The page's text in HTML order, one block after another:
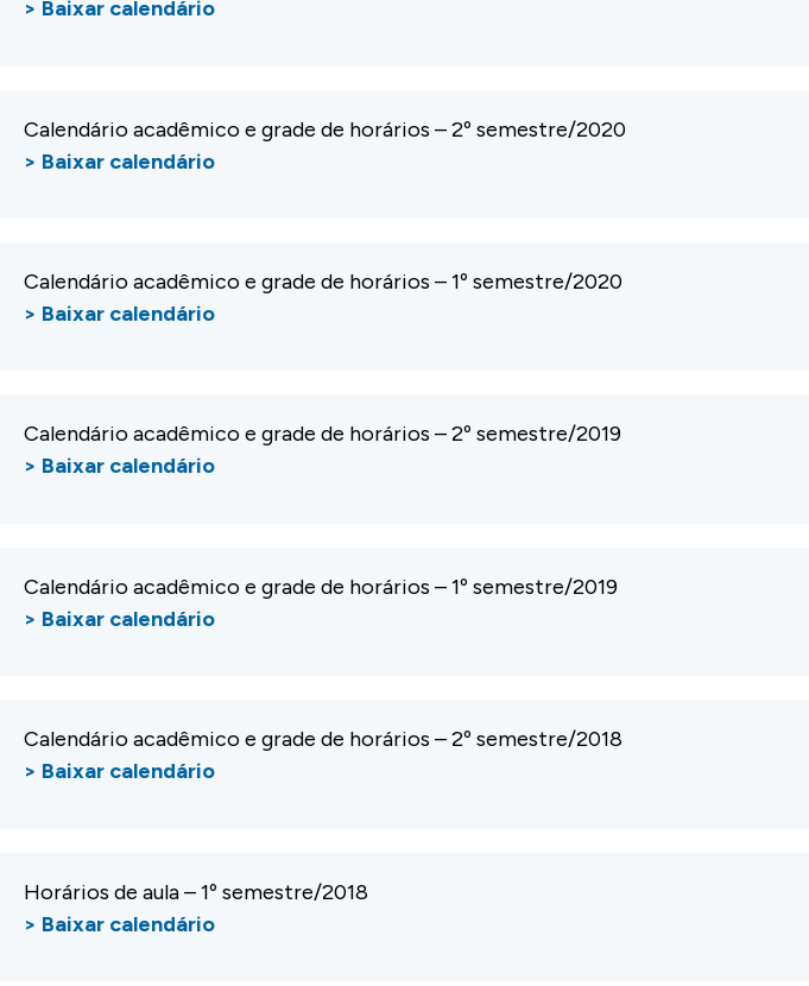
> Baixar calendário
Calendário acadêmico e grade de horários – 2º semestre/2020
> Baixar calendário
Calendário acadêmico e grade de horários – 1º semestre/2020
> Baixar calendário
Calendário acadêmico e grade de horários – 2º semestre/2019
> Baixar calendário
Calendário acadêmico e grade de horários – 1º semestre/2019
> Baixar calendário
Calendário acadêmico e grade de horários – 2º semestre/2018
> Baixar calendário
Horários de aula – 1º semestre/2018
> Baixar calendário